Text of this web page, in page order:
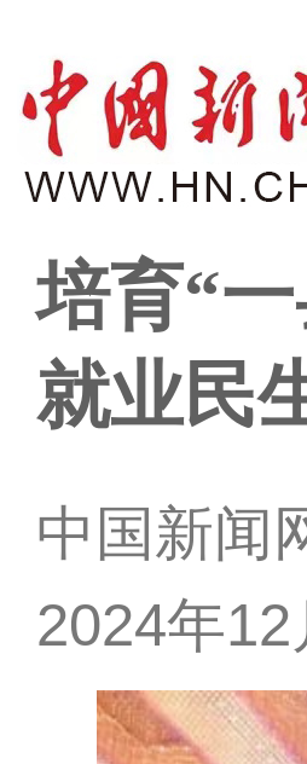
培育“
就业民
中国新闻
2024年